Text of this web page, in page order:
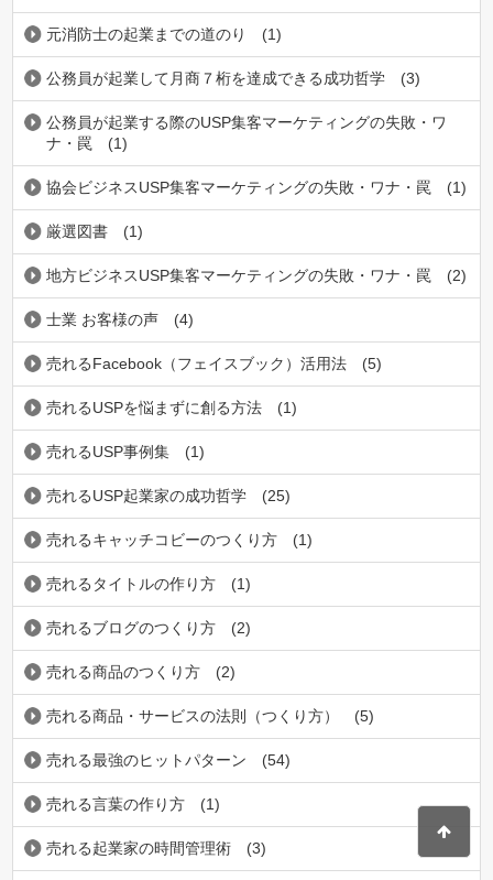
元消防士の起業までの道のり (1)
公務員が起業して月商７桁を達成できる成功哲学 (3)
公務員が起業する際のUSP集客マーケティングの失敗・ワ
ナ・罠
(1)
協会ビジネスUSP集客マーケティングの失敗・ワナ・罠 (1)
厳選図書 (1)
地方ビジネスUSP集客マーケティングの失敗・ワナ・罠 (2)
士業 お客様の声 (4)
売れるFacebook（フェイスブック）活用法 (5)
売れるUSPを悩まずに創る方法 (1)
売れるUSP事例集 (1)
売れるUSP起業家の成功哲学 (25)
売れるキャッチコビーのつくり方 (1)
売れるタイトルの作り方 (1)
売れるブログのつくり方 (2)
売れる商品のつくり方 (2)
売れる商品・サービスの法則（つくり方） (5)
売れる最強のヒットパターン (54)
売れる言葉の作り方 (1)
売れる起業家の時間管理術 (3)